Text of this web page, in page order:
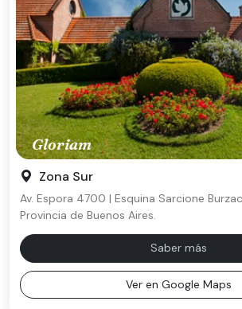
Gloriam
Zona Sur
Av. Espora 4700 | Esquina Sarcione
Provincia de Buenos Aires.
Saber más
Ver en Google Maps